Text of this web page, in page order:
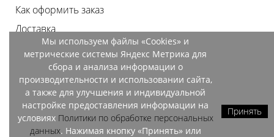
Как оформить заказ
Доставка
Оплата
Возврат
Документы
Контакты
Магазины
Мы используем файлы «Cookies» и
метрические системы Яндекс Метрика для
сбора и анализа информации о
производительности и использовании сайта,
а также для улучшения и индивидуальной
настройке предоставления информации на
условиях Политики по обработке персональных
данных. Нажимая кнопку «Принять» или
Принять